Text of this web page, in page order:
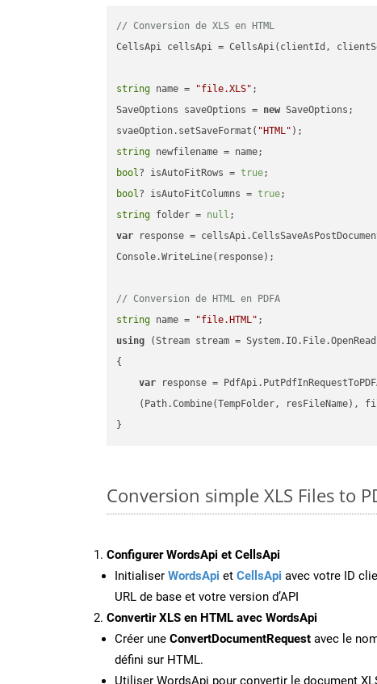
// Conversion de XLS en HTML
CellsApi cellsApi = CellsApi(clientId,
string name = "file.XLS" ;
SaveOptions saveOptions = new SaveOptions;
svaeOption.setSaveFormat( "HTML"
string
bool? isAutoFitRows = true
bool? isAutoFitColumns = true
string folder = null
var response =
Console.WriteLine(response);
// Conversion de HTML en PDFA
string name = "file.HTML"
using (Stream stream =
{
var response =
(Path.Combine(TempFolder, resFileName),
Conversion simple XLS Files to
Configurer WordsApi et CellsApi
Initialiser WordsApi et CellsApi avec votre ID
URL de base et votre version d’API
Convertir XLS en HTML avec WordsApi
Créer une ConvertDocumentRequest avec le
défini sur HTML.
Utiliser WordsApi pour convertir le document